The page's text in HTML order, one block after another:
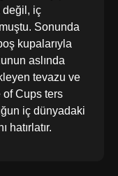
değil, iç
Sonunda
kupalarıyla
aslında
tevazu ve
of Cups ters
iç dünyadaki
hatırlatır.